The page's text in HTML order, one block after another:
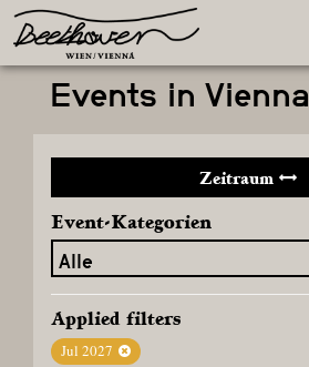
Events in Vienna
Zeitraum
Event-Kategorien
Applied filters
Jul 2027